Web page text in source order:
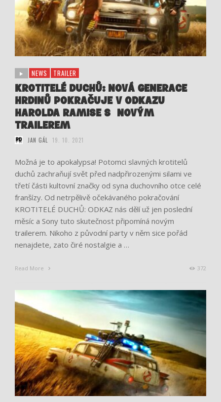
NEWS TRAILER
KROTITELÉ DUCHŮ: NOVÁ GENERACE
HRDINŮ POKRAČUJE V ODKAZU
HAROLDA RAMISE S NOVÝM
TRAILEREM
JAN GÁL 19. 10. 2021
Možná je to apokalypsa! Potomci slavných krotitelů
duchů zachraňují svět před nadpřirozenými silami ve
třetí části kultovní značky od syna duchovního otce celé
franšízy. Od netrpělivě očekávaného pokračování
KROTITELÉ DUCHŮ: ODKAZ nás dělí už jen poslední
měsíc a Sony tuto skutečnost připomíná novým
trailerem. Nikoho z původní party v něm sice pořád
nenajdete, zato čiré nostalgie a …
Read More 372